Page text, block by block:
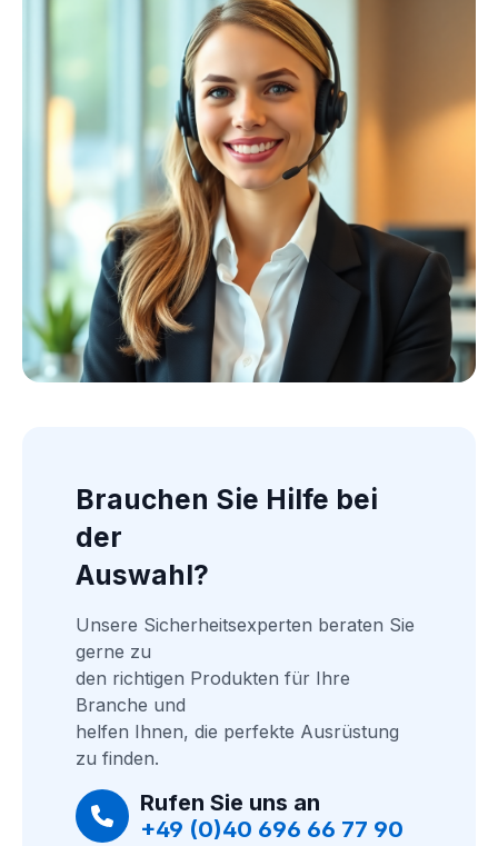
Kollektion ansehen
Brauchen Sie Hilfe bei
der
Auswahl?
Unsere Sicherheitsexperten beraten Sie
gerne zu
den richtigen Produkten für Ihre
Branche und
helfen Ihnen, die perfekte Ausrüstung
zu finden.
Rufen Sie uns an
+49 (0)40 696 66 77 90